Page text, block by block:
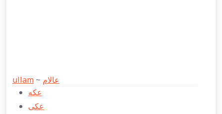
ullam ~ عالام
عكه
عكی